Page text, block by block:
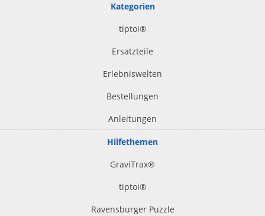
Kategorien
tiptoi®
Ersatzteile
Erlebniswelten
Bestellungen
Anleitungen
Hilfethemen
GraviTrax®
tiptoi®
Ravensburger Puzzle